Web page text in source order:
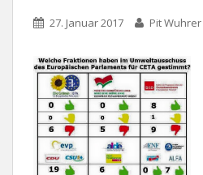
27. Januar 2017 Pit Wuhrer